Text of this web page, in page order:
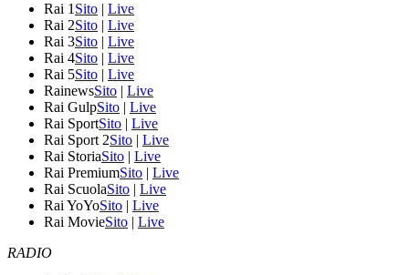
Rai 1 Sito | Live
Rai 2Sito | Live
Rai 3Sito | Live
Rai 4Sito | Live
Rai 5Sito | Live
RainewsSito | Live
Rai GulpSito | Live
Rai SportSito | Live
Rai Sport 2Sito | Live
Rai StoriaSito | Live
Rai PremiumSito | Live
Rai ScuolaSito | Live
Rai YoYoSito | Live
Rai MovieSito | Live
RADIO